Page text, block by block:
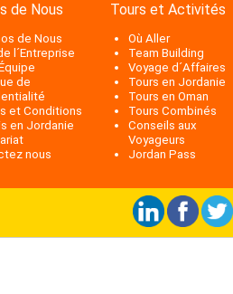
de Nous
de Nous
l´Entreprise
de
et Conditions
en Jordanie
nous
Tours et Activités
Où Aller
Team Building
Voyage d´Affaires
Tours en Jordanie
Tours en Oman
Tours Combinés
Conseils aux
Voyageurs
Jordan Pass